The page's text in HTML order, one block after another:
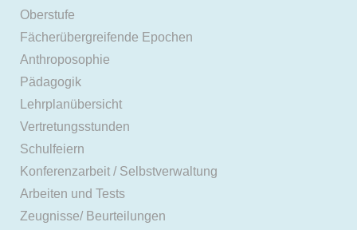
Oberstufe
Fächerübergreifende Epochen
Anthroposophie
Pädagogik
Lehrplanübersicht
Vertretungsstunden
Schulfeiern
Konferenzarbeit / Selbstverwaltung
Arbeiten und Tests
Zeugnisse/ Beurteilungen